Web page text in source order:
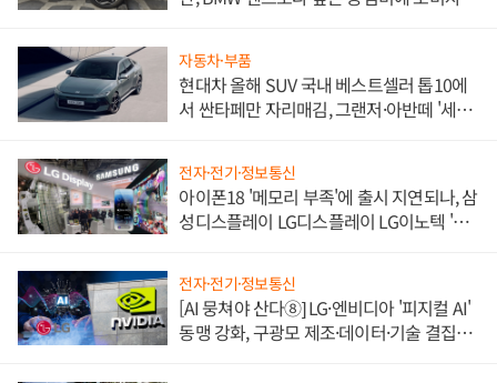
자동차·부품
현대차 올해 SUV 국내 베스트셀러 톱10에
서 싼타페만 자리매김, 그랜저·아반떼 '세단
전자·전기·정보통신
아이폰18 '메모리 부족'에 출시 지연되나, 삼
성디스플레이 LG디스플레이 LG이노텍 '탈
전자·전기·정보통신
[AI 뭉쳐야 산다⑧] LG·엔비디아 '피지컬 AI'
동맹 강화, 구광모 제조·데이터·기술 결집